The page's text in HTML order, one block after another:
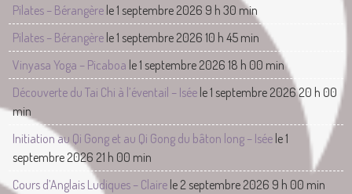
Pilates – Bérangère le 1 septembre 2026 9 h 30 min
Pilates – Bérangère le 1 septembre 2026 10 h 45 min
Vinyasa Yoga – Picaboa le 1 septembre 2026 18 h 00 min
Découverte du Tai Chi à l’éventail – Isée le 1 septembre 2026 20 h 00
min
Initiation au Qi Gong et au Qi Gong du bâton long – Isée le 1
septembre 2026 21 h 00 min
Cours d’Anglais Ludiques – Claire le 2 septembre 2026 9 h 00 min